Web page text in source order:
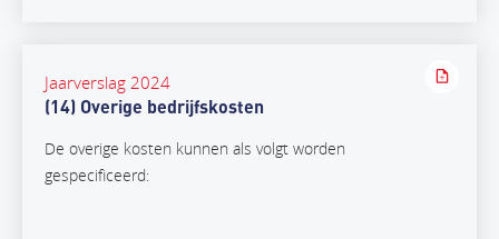
Jaarverslag 2024
(14) Overige bedrijfskosten
De overige kosten kunnen als volgt worden
gespecificeerd: